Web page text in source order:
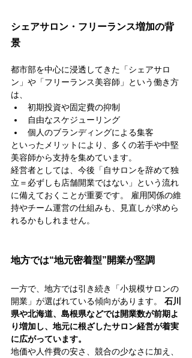
シェアサロン・フリーランス増加の背
景
都市部を中心に浸透してきた「シェアサロ
ン」や「フリーランス美容師」という働き方
は、
初期投資や固定費の抑制
自由なスケジューリング
個人のブランディングによる集客
といったメリットにより、多くの若手や中堅
美容師から支持を集めています。
経営者としては、今後「自サロンを辞めて独
立＝必ずしも店舗開業ではない」という流れ
に備えておくことが重要です。 雇用関係の維
持やチーム運営の仕組みも、見直しが求めら
れるかもしれません。
地方では“地元密着型”開業が堅調
一方で、地方では引き続き「小規模サロンの
開業」が選ばれている傾向があります。 石川
県や北海道、島根県などでは開業数が前期よ
り増加し、地元に根ざしたサロン経営が着実
に広がっています。
地価や人件費の安さ、競合の少なさに加え、